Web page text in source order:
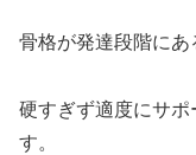
骨格が発達段階にあ
硬すぎず適度にサ
す。